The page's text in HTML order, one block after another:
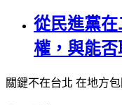
從民進黨
權，與能
關鍵不在台北 在地方